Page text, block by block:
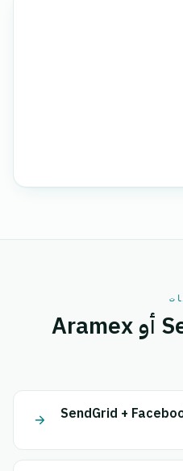
قم بإقران SendGrid أو Aramex
SendGrid +